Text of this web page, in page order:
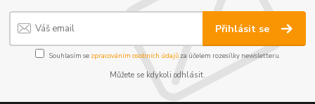
Přihlásit se
Souhlasím se zpracováním osobních údajůza účelem rozesílky newsletteru.
Můžete se kdykoli odhlásit.